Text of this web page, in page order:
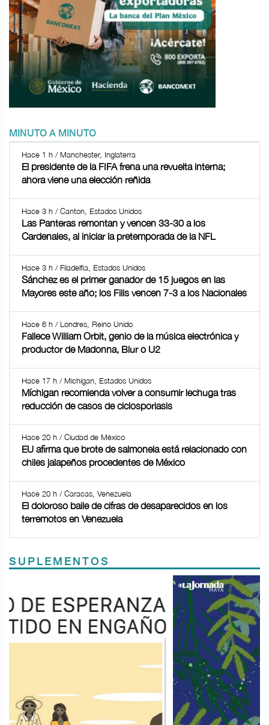
MINUTO A MINUTO
Hace 1 h / Manchester, Inglaterra
El presidente de la FIFA frena una revuelta interna;
ahora viene una elección reñida
Hace 3 h / Canton, Estados Unidos
Las Panteras remontan y vencen 33-30 a los
Cardenales, al iniciar la pretemporada de la NFL
Hace 3 h / Filadelfia, Estados Unidos
Sánchez es el primer ganador de 15 juegos en las
Mayores este año; los Filis vencen 7-3 a los Nacionales
Hace 6 h / Londres, Reino Unido
Fallece William Orbit, genio de la música electrónica y
productor de Madonna, Blur o U2
Hace 17 h / Michigan, Estados Unidos
Míchigan recomienda volver a consumir lechuga tras
reducción de casos de ciclosporiasis
Hace 20 h / Ciudad de México
EU afirma que brote de salmonela está relacionado con
chiles jalapeños procedentes de México
Hace 20 h / Caracas, Venezuela
El doloroso baile de cifras de desaparecidos en los
terremotos en Venezuela
SUPLEMENTOS